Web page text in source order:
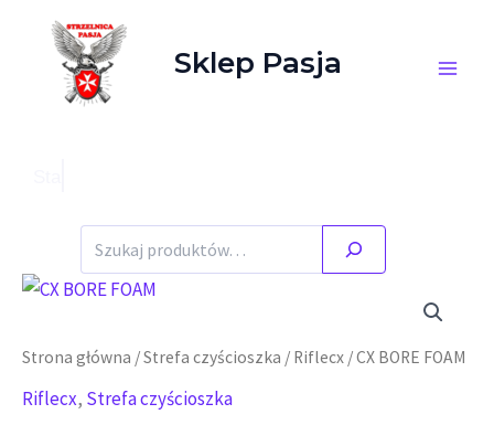
Sklep Pasja
Strona główna /Strefa czyścioszka / Riflecx / CX BORE FOAM
Riflecx, Strefa czyścioszka